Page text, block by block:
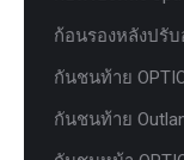
ก้อนรองหลังปรับ
กันชนท้าย
กันชนท้าย